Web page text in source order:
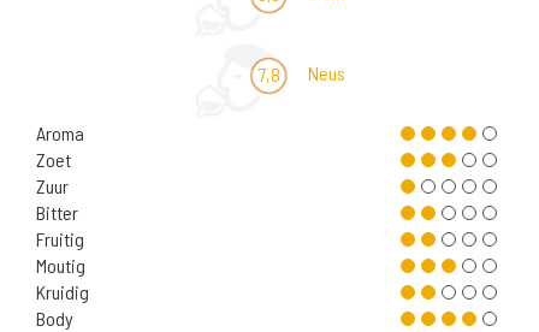
7,8 Neus
Aroma
Zoet
Zuur
Bitter
Fruitig
Moutig
Kruidig
Body